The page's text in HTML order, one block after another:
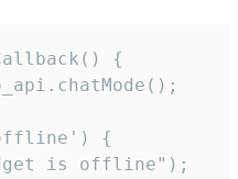
{
{
is offline");